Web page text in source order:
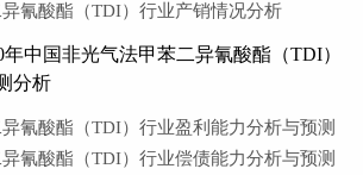
氰酸酯（TDI）行业产销情况分析
年中国非光气法甲苯二异氰酸酯（TDI）
分析
氰酸酯（TDI）行业盈利能力分析与预测
氰酸酯（TDI）行业偿债能力分析与预测